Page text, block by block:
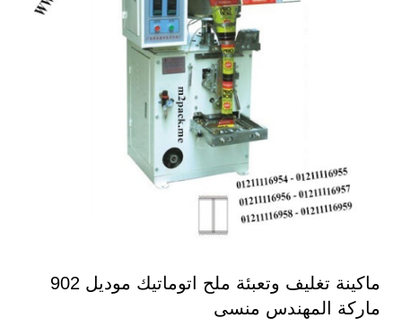
ماكينة تغليف وتعبئة ملح اتوماتيك موديل 902
ماركة المهندس منسى